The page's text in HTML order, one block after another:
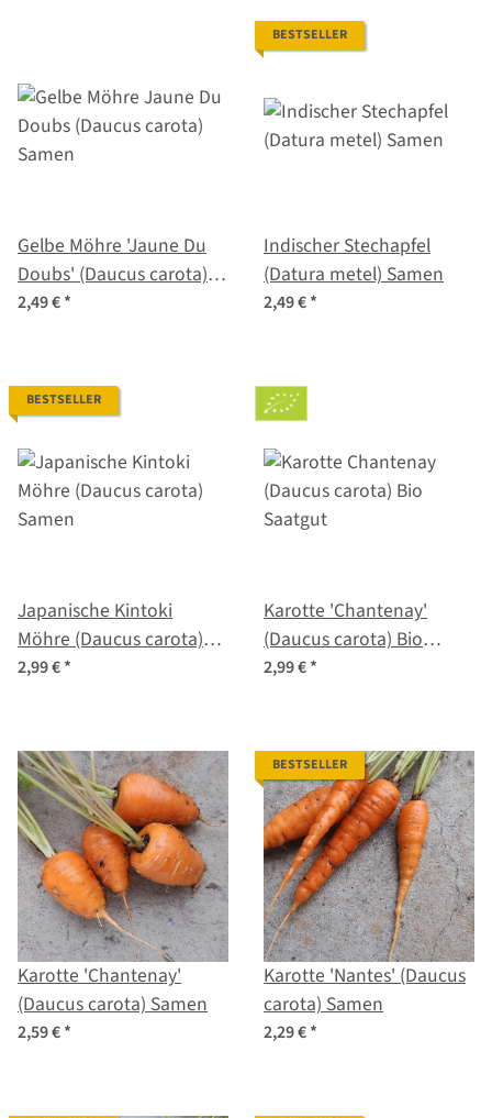
Gelbe Möhre 'Jaune Du
Doubs' (Daucus carota)
Samen
2,49 €*
BESTSELLER
Indischer Stechapfel
(Datura metel) Samen
2,49 €*
BESTSELLER
Japanische Kintoki
Möhre (Daucus carota)
Samen
2,99 €*
Karotte 'Chantenay'
(Daucus carota) Bio
Saatgut
2,99 €*
Karotte 'Chantenay'
(Daucus carota) Samen
2,59 €*
BESTSELLER
Karotte 'Nantes' (Daucus
carota) Samen
2,29 €*